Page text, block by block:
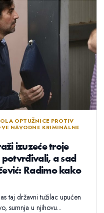
OPTUŽNICE PROTIV
NAVODNE KRIMINALNE
izuzeće troje
potvrđivali, a sad
Radimo kako
taj državni tužilac upućen
sumnja u njihovu...